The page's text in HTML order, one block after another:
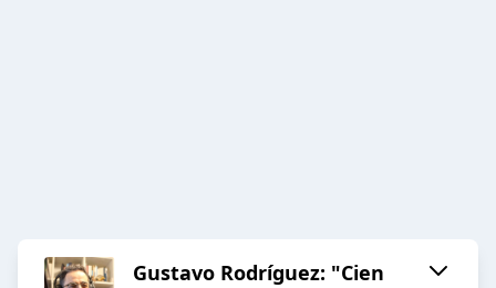
Gustavo Rodríguez: "Cien